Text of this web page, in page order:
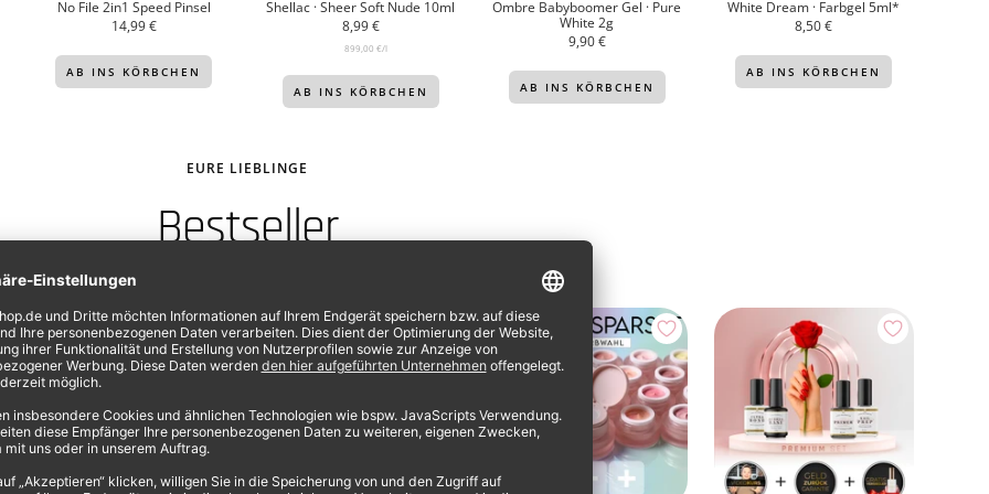
No File 2in1 Speed Pinsel
Angebotspreis
14,99 €
AB INS KÖRBCHEN
Shellac · Sheer Soft Nude 10ml
Angebotspreis
8,99 €
899,00 €/l
AB INS KÖRBCHEN
Ombre Babyboomer Gel · Pure
White 2g
Angebotspreis
9,90 €
AB INS KÖRBCHEN
White Dream · Farbgel 5ml*
Angebotspreis
8,50 €
AB INS KÖRBCHEN
EURE LIEBLINGE
Bestseller